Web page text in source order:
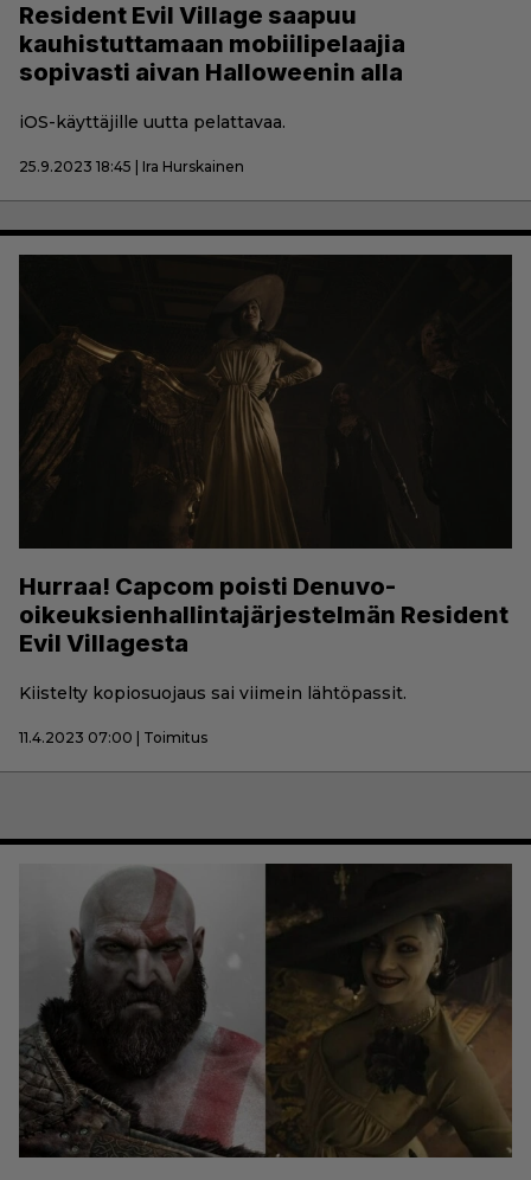
Resident Evil Village saapuu
kauhistuttamaan mobiilipelaajia
sopivasti aivan Halloweenin alla
iOS-käyttäjille uutta pelattavaa.
25.9.2023 18:45 | Ira Hurskainen
Hurraa! Capcom poisti Denuvo-
oikeuksienhallintajärjestelmän Resident
Evil Villagesta
Kiistelty kopiosuojaus sai viimein lähtöpassit.
11.4.2023 07:00 | Toimitus